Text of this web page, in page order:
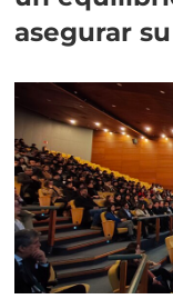
asegurar